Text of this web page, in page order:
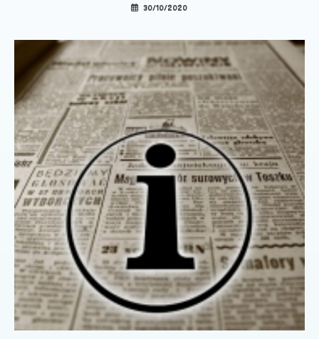
30/10/2020